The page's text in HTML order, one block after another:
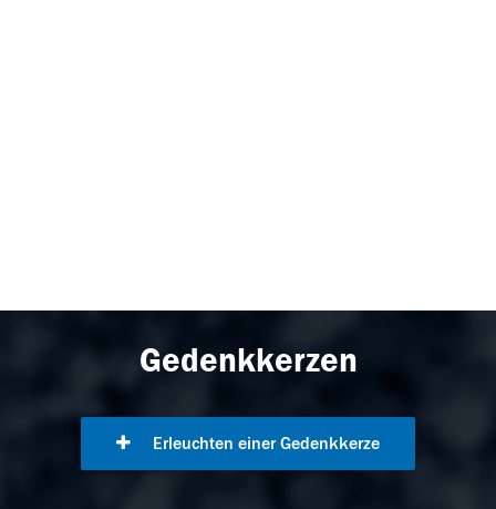
Gedenkkerzen
Erleuchten einer Gedenkkerze